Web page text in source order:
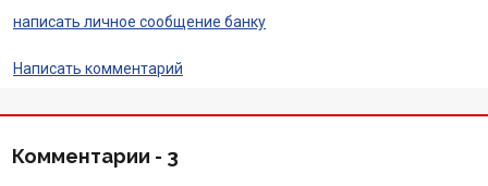
написать личное сообщение банку
Написать комментарий
Комментарии - 3